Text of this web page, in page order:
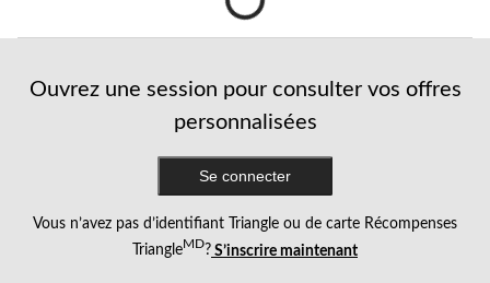
Ouvrez une session pour consulter vos offres
personnalisées
Se connecter
Vous n’avez pas d’identifiant Triangle ou de carte Récompenses
TriangleMD? S’inscrire maintenant